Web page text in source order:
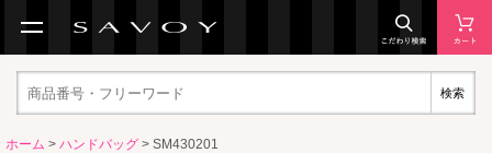
検索
ホーム > ハンドバッグ > SM430201